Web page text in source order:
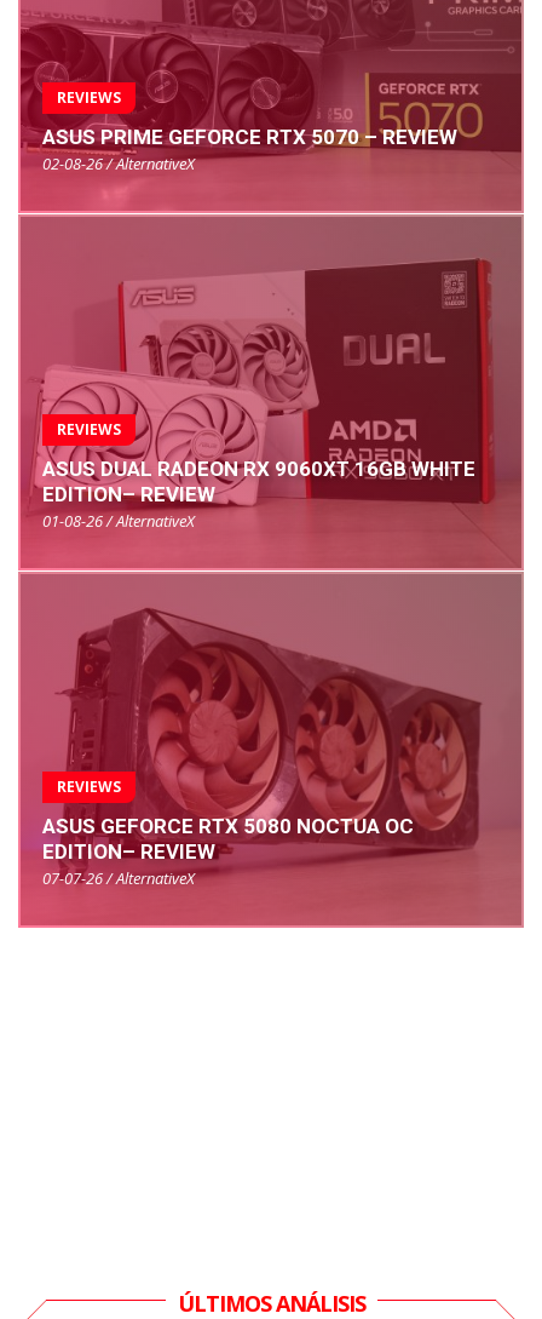
REVIEWS
ASUS PRIME GEFORCE RTX 5070 – REVIEW
02-08-26 / AlternativeX
REVIEWS
ASUS DUAL RADEON RX 9060XT 16GB WHITE
EDITION– REVIEW
01-08-26 / AlternativeX
REVIEWS
ASUS GEFORCE RTX 5080 NOCTUA OC
EDITION– REVIEW
07-07-26 / AlternativeX
ÚLTIMOS ANÁLISIS